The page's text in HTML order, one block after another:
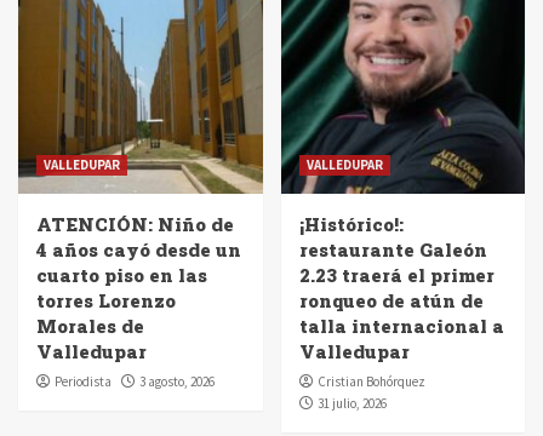
VALLEDUPAR
ATENCIÓN: Niño de
4 años cayó desde un
cuarto piso en las
torres Lorenzo
Morales de
Valledupar
Periodista 3 agosto, 2026
VALLEDUPAR
¡Histórico!:
restaurante Galeón
2.23 traerá el primer
ronqueo de atún de
talla internacional a
Valledupar
Cristian Bohórquez
31 julio, 2026